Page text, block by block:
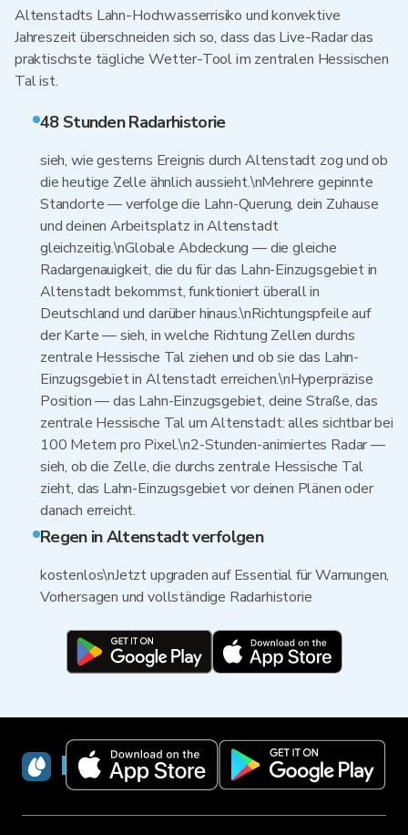
Altenstadts Lahn-Hochwasserrisiko und konvektive
Jahreszeit überschneiden sich so, dass das Live-Radar das
praktischste tägliche Wetter-Tool im zentralen Hessischen
Tal ist.
48 Stunden Radarhistorie
sieh, wie gesterns Ereignis durch Altenstadt zog und ob
die heutige Zelle ähnlich aussieht.\nMehrere gepinnte
Standorte — verfolge die Lahn-Querung, dein Zuhause
und deinen Arbeitsplatz in Altenstadt
gleichzeitig.\nGlobale Abdeckung — die gleiche
Radargenauigkeit, die du für das Lahn-Einzugsgebiet in
Altenstadt bekommst, funktioniert überall in
Deutschland und darüber hinaus.\nRichtungspfeile auf
der Karte — sieh, in welche Richtung Zellen durchs
zentrale Hessische Tal ziehen und ob sie das Lahn-
Einzugsgebiet in Altenstadt erreichen.\nHyperpräzise
Position — das Lahn-Einzugsgebiet, deine Straße, das
zentrale Hessische Tal um Altenstadt: alles sichtbar bei
100 Metern pro Pixel.\n2-Stunden-animiertes Radar —
sieh, ob die Zelle, die durchs zentrale Hessische Tal
zieht, das Lahn-Einzugsgebiet vor deinen Plänen oder
danach erreicht.
Regen in Altenstadt verfolgen
kostenlos\nJetzt upgraden auf Essential für Warnungen,
Vorhersagen und vollständige Radarhistorie
RainViewer